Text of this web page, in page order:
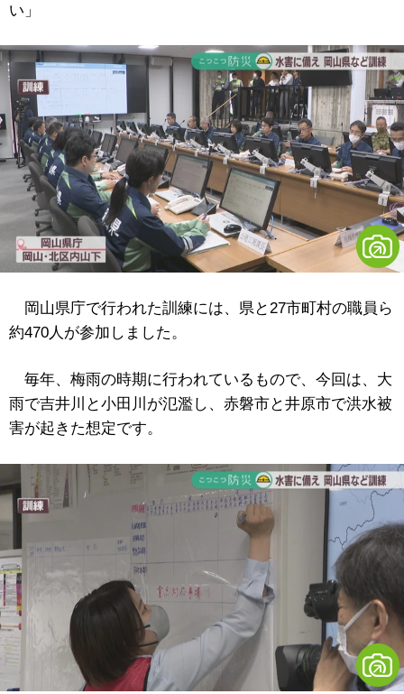
い」
岡山県庁で行われた訓練には、県と27市町村の職員ら
約470人が参加しました。
毎年、梅雨の時期に行われているもので、今回は、大
雨で吉井川と小田川が氾濫し、赤磐市と井原市で洪水被
害が起きた想定です。